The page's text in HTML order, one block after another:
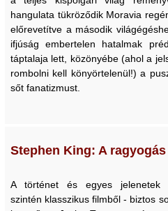
hangulata tükröződik Moravia
előrevetítve a második
ifjúság embertelen hatalmak
táptalaja lett, közönyébe (ahol a
rombolni kell könyörtelenül!) a
sőt fanatizmust.
Stephen King: A ragyogás
A történet és egyes
szintén klasszikus filmből - biztos